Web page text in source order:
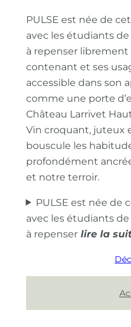
PULSE est née de
avec les étudiants de
à repenser librement
contenant et ses
accessible dans son
comme une porte
Château Larrivet
Vin croquant, juteux
bouscule les
profondément
et notre terroir.
PULSE est née de
avec les étudiants de
à repenser